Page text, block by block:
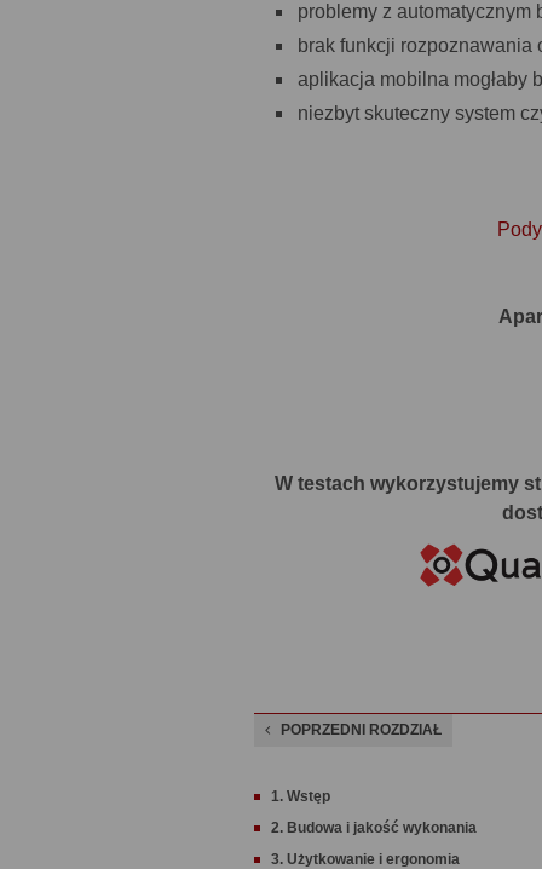
problemy z
brak funkcji rozpoznawania
aplikacja mobilna mogłaby
niezbyt skuteczny system
W testach wykorzystujemy
POPRZEDNI ROZDZIAŁ
1. Wstęp
2. Budowa i jakość wykonania
3. Użytkowanie i ergonomia